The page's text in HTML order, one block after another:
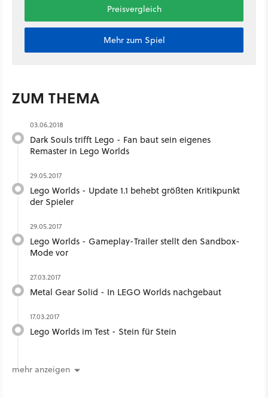
Preisvergleich
Mehr zum Spiel
ZUM THEMA
03.06.2018
Dark Souls trifft Lego - Fan baut sein eigenes
Remaster in Lego Worlds
29.05.2017
Lego Worlds - Update 1.1 behebt größten Kritikpunkt
der Spieler
29.05.2017
Lego Worlds - Gameplay-Trailer stellt den Sandbox-
Mode vor
27.03.2017
Metal Gear Solid - In LEGO Worlds nachgebaut
17.03.2017
Lego Worlds im Test - Stein für Stein
mehr anzeigen